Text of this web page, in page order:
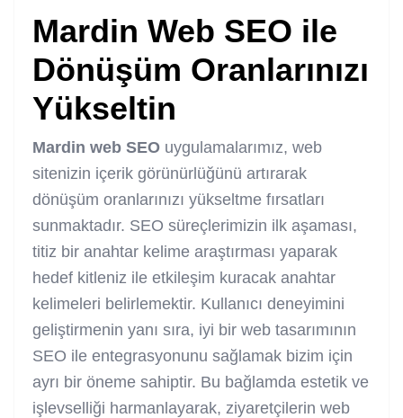
Mardin Web SEO ile
Dönüşüm Oranlarınızı
Yükseltin
Mardin web SEO uygulamalarımız, web
sitenizin içerik görünürlüğünü artırarak
dönüşüm oranlarınızı yükseltme fırsatları
sunmaktadır. SEO süreçlerimizin ilk aşaması,
titiz bir anahtar kelime araştırması yaparak
hedef kitleniz ile etkileşim kuracak anahtar
kelimeleri belirlemektir. Kullanıcı deneyimini
geliştirmenin yanı sıra, iyi bir web tasarımının
SEO ile entegrasyonunu sağlamak bizim için
ayrı bir öneme sahiptir. Bu bağlamda estetik ve
işlevselliği harmanlayarak, ziyaretçilerin web